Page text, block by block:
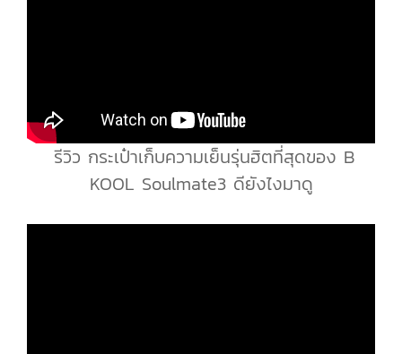
รีวิว กระเป๋าเก็บความเย็นรุ่นฮิตที่สุดของ B
KOOL Soulmate3 ดียังไงมาดู